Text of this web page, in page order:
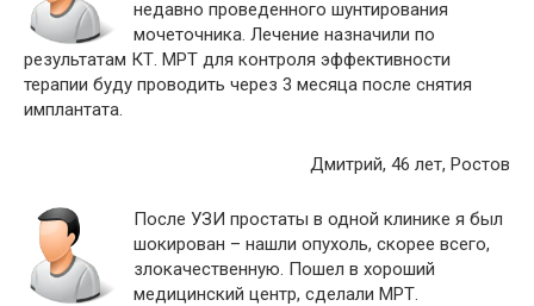
недавно проведенного шунтирования
мочеточника. Лечение назначили по
результатам КТ. МРТ для контроля эффективности
терапии буду проводить через 3 месяца после снятия
имплантата.
Дмитрий, 46 лет, Ростов
После УЗИ простаты в одной клинике я был
шокирован – нашли опухоль, скорее всего,
злокачественную. Пошел в хороший
медицинский центр, сделали МРТ.